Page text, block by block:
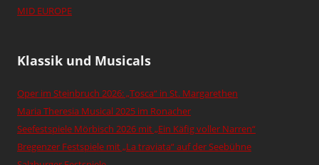
MID EUROPE
Klassik und Musicals
Oper im Steinbruch 2026: „Tosca“ in St. Margarethen
Maria Theresia Musical 2025 im Ronacher
Seefestspiele Mörbisch 2026 mit „Ein Käfig voller Narren“
Bregenzer Festspiele mit „La traviata“ auf der Seebühne